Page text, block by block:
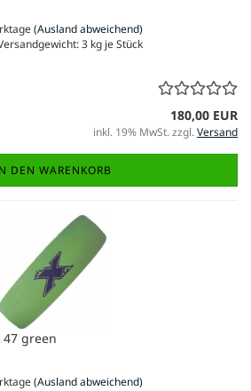
(Ausland abweichend)
3 kg je Stück
180,00 EUR
inkl. 19% MwSt. zzgl.Versand
DEN WARENKORB
47 green
(Ausland abweichend)